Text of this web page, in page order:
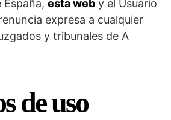
esta web y el Usuario
expresa a cualquier
y tribunales de A
de uso